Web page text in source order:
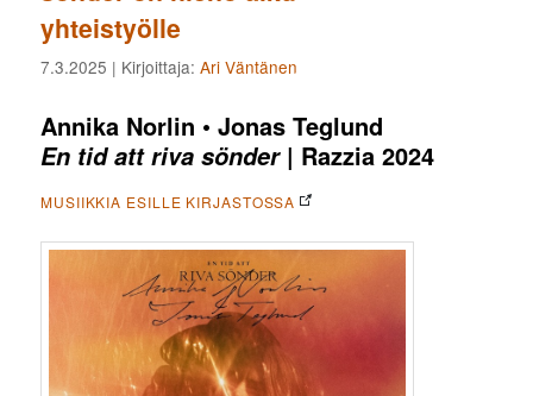
yhteistyölle
7.3.2025 | Kirjoittaja:Ari Väntänen
Annika Norlin • Jonas Teglund
En tid att riva sönder| Razzia 2024
MUSIIKKIA ESILLE KIRJASTOSSA